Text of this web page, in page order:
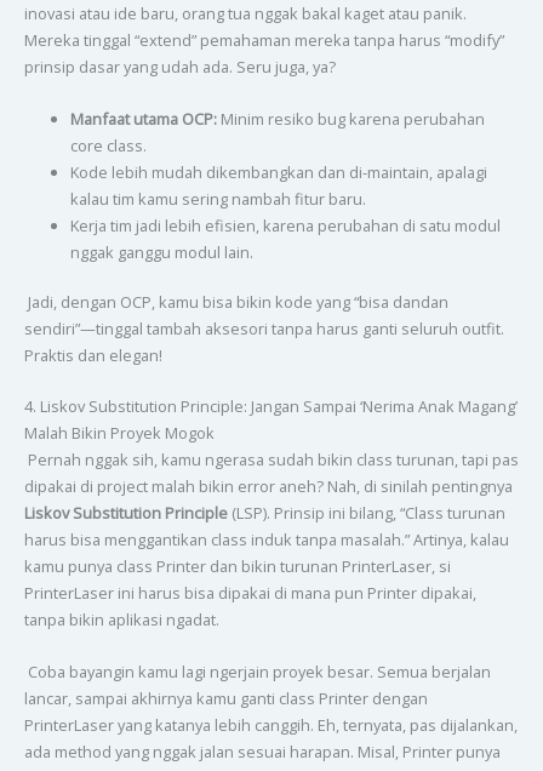
inovasi atau ide baru, orang tua nggak bakal kaget atau panik.
Mereka tinggal “extend” pemahaman mereka tanpa harus “modify”
prinsip dasar yang udah ada. Seru juga, ya?
Manfaat utama OCP:Minim resiko bug karena perubahan
core class.
Kode lebih mudah dikembangkan dan di-maintain, apalagi
kalau tim kamu sering nambah fitur baru.
Kerja tim jadi lebih efisien, karena perubahan di satu modul
nggak ganggu modul lain.
Jadi, dengan OCP, kamu bisa bikin kode yang “bisa dandan
sendiri”—tinggal tambah aksesori tanpa harus ganti seluruh outfit.
Praktis dan elegan!
4. Liskov Substitution Principle: Jangan Sampai ‘Nerima Anak Magang’
Malah Bikin Proyek Mogok
Pernah nggak sih, kamu ngerasa sudah bikin class turunan, tapi pas
dipakai di project malah bikin error aneh? Nah, di sinilah pentingnya
Liskov Substitution Principle(LSP). Prinsip ini bilang, “Class turunan
harus bisa menggantikan class induk tanpa masalah.” Artinya, kalau
kamu punya class Printer dan bikin turunan PrinterLaser, si
PrinterLaser ini harus bisa dipakai di mana pun Printer dipakai,
tanpa bikin aplikasi ngadat.
Coba bayangin kamu lagi ngerjain proyek besar. Semua berjalan
lancar, sampai akhirnya kamu ganti class Printer dengan
PrinterLaser yang katanya lebih canggih. Eh, ternyata, pas dijalankan,
ada method yang nggak jalan sesuai harapan. Misal, Printer punya